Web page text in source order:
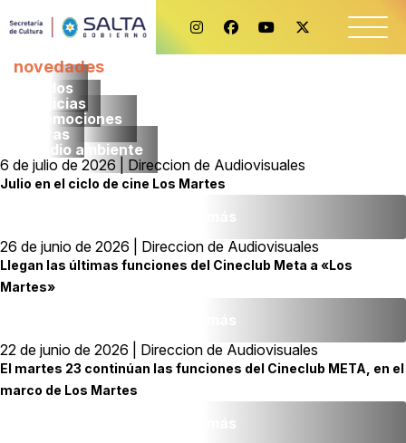
novedades
Todos
noticias
promociones
obras
medio ambiente
6 de julio de 2026 | Direccion de Audiovisuales
Julio en el ciclo de cine Los Martes
26 de junio de 2026 | Direccion de Audiovisuales
Llegan las últimas funciones del Cineclub Meta a «Los
Martes»
22 de junio de 2026 | Direccion de Audiovisuales
El martes 23 continúan las funciones del Cineclub META, en el
marco de Los Martes